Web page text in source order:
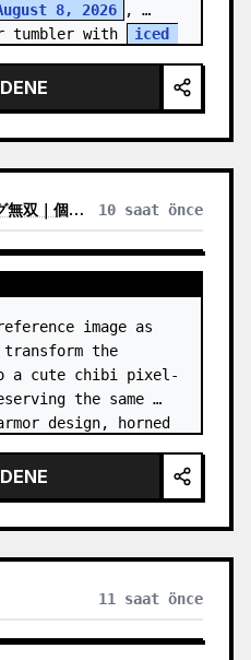
8, 2026
,
tumbler with
iced
｜個人開発 10 saat önce
image as
the
a cute chibi pixel-
the same
design, horned
energy details,…
11 saat önce